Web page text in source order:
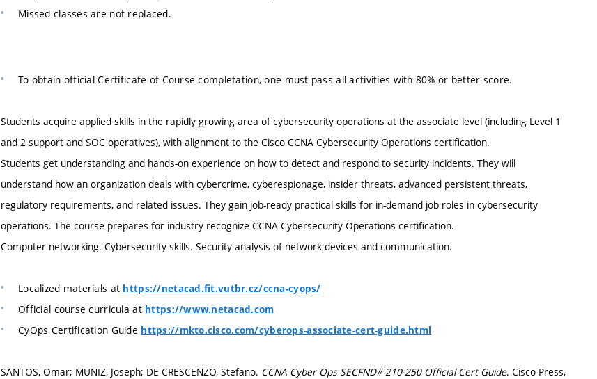
Missed classes are not replaced.
To obtain official Certificate of Course completation, one must pass all activities with 80% or better score.
Students acquire applied skills in the rapidly growing area of cybersecurity operations at the associate level (including Level 1
and 2 support and SOC operatives), with alignment to the Cisco CCNA Cybersecurity Operations certification.
Students get understanding and hands-on experience on how to detect and respond to security incidents. They will
understand how an organization deals with cybercrime, cyberespionage, insider threats, advanced persistent threats,
regulatory requirements, and related issues. They gain job-ready practical skills for in-demand job roles in cybersecurity
operations. The course prepares for industry recognize CCNA Cybersecurity Operations certification.
Computer networking. Cybersecurity skills. Security analysis of network devices and communication.
Localized materials at https://netacad.fit.vutbr.cz/ccna-cyops/
Official course curricula at https://www.netacad.com
CyOps Certification Guide https://mkto.cisco.com/cyberops-associate-cert-guide.html
SANTOS, Omar; MUNIZ, Joseph; DE CRESCENZO, Stefano. CCNA Cyber Ops SECFND# 210-250 Official Cert Guide. Cisco Press,